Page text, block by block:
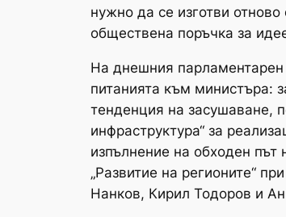
нужно да се изготви
обществена поръчка за
На днешния парламентарен
питанията към министъра:
тенденция на засушаване,
инфраструктура“ за
изпълнение на обходен
„Развитие на регионите“
Нанков, Кирил Тодоров и